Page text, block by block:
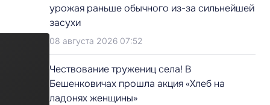
урожая раньше обычного из-за сильнейшей
засухи
08 августа 2026 07:52
Чествование тружениц села! В
Бешенковичах прошла акция «Хлеб на
ладонях женщины»